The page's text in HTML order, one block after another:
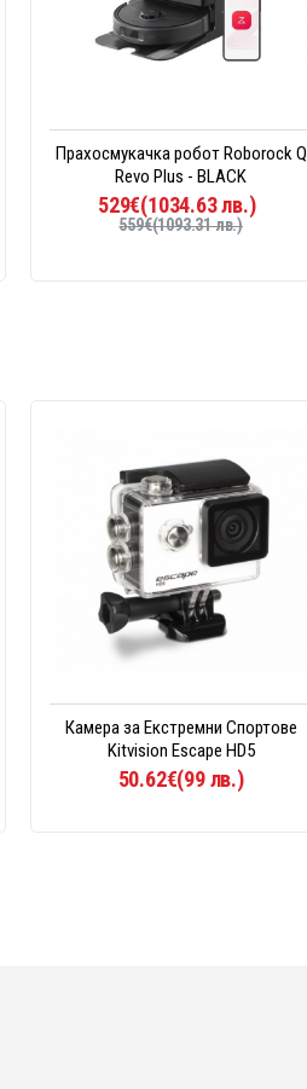
Прахосмукачка робот Roborock Q
Revo Plus - BLACK
529€(1034.63 лв.)
559€(1093.31 лв.)
Камера за Екстремни Спортове
Kitvision Escape HD5
50.62€(99 лв.)